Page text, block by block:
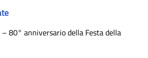
– 80° anniversario della Festa della